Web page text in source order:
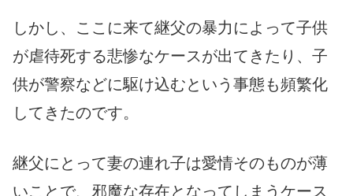
しかし、ここに来て継父の暴力によって子供
が虐待死する悲惨なケースが出てきたり、子
供が警察などに駆け込むという事態も頻繁化
してきたのです。
継父にとって妻の連れ子は愛情そのものが薄
いことで、邪魔な存在となってしまうケース